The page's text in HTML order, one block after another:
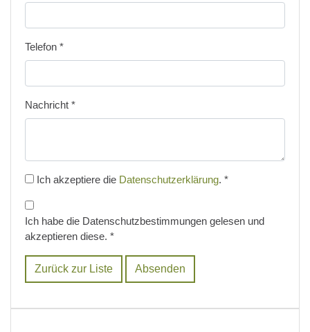
Telefon *
Nachricht *
Ich akzeptiere die Datenschutzerklärung. *
Ich habe die Datenschutzbestimmungen gelesen und
akzeptieren diese. *
Zurück zur Liste